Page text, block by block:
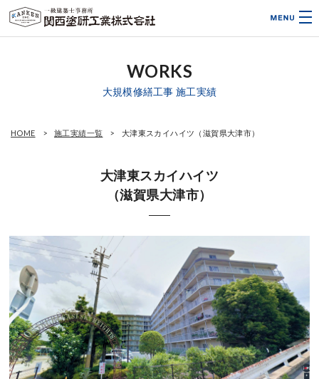
WORKS
大規模修繕工事 施工実績
HOME 施工実績一覧 大津東スカイハイツ（滋賀県大津市）
大津東スカイハイツ
（滋賀県大津市）